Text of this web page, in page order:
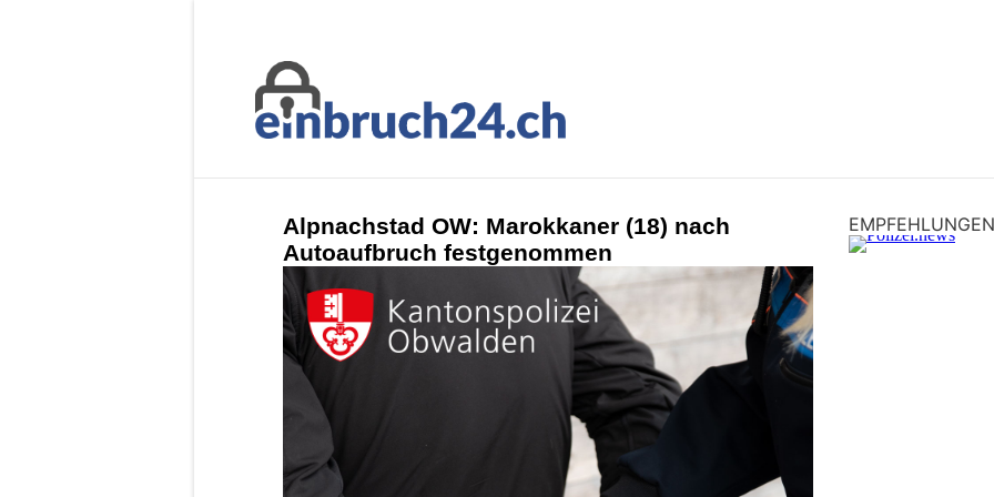
Alpnachstad OW: Marokkaner (18) nach
Autoaufbruch festgenommen
EMPFEHLUNGEN